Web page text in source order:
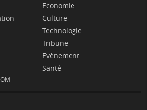
Economie
Culture
Technologie
Tribune
Evènement
Santé